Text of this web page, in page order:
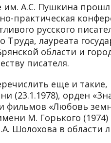
им. А.С. Пушкина
практическая
русского
Труда, лауреата
области и
писателя.
еще и такие,
(23.1.1978), орден
«Любовь
М. Горького
Шолохова в области